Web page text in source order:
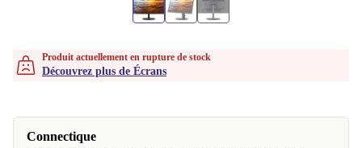
Produit actuellement en rupture de stock
Découvrez plus de Écrans
Connectique